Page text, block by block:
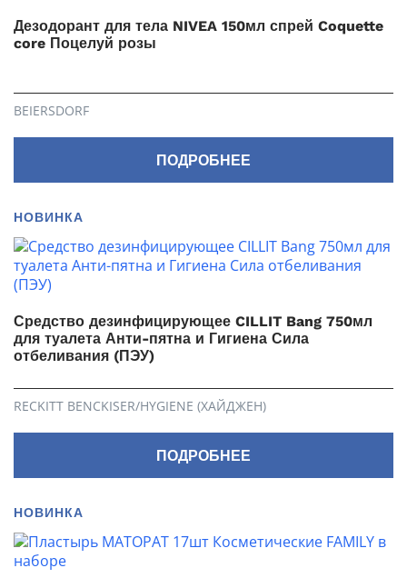
Дезодорант для тела NIVEA 150мл спрей Coquette
core Поцелуй розы
BEIERSDORF
ПОДРОБНЕЕ
НОВИНКА
Средство дезинфицирующее CILLIT Bang 750мл
для туалета Анти-пятна и Гигиена Сила
отбеливания (ПЭУ)
RECKITT BENCKISER/HYGIENE (ХАЙДЖЕН)
ПОДРОБНЕЕ
НОВИНКА